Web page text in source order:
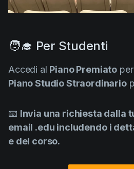
IP Development
Marketing
Post-production
Pre-production
Product updates
Production
🧑‍🎓 Per Studenti
Accedi al Piano Premiato per
Piano Studio Straordinario
📧 Invia una richiesta dalla
email .edu includendo i
e del corso.